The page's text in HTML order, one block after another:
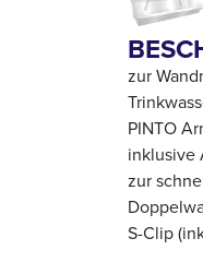
zur
PINTO
inklusive
zur
S-Clip